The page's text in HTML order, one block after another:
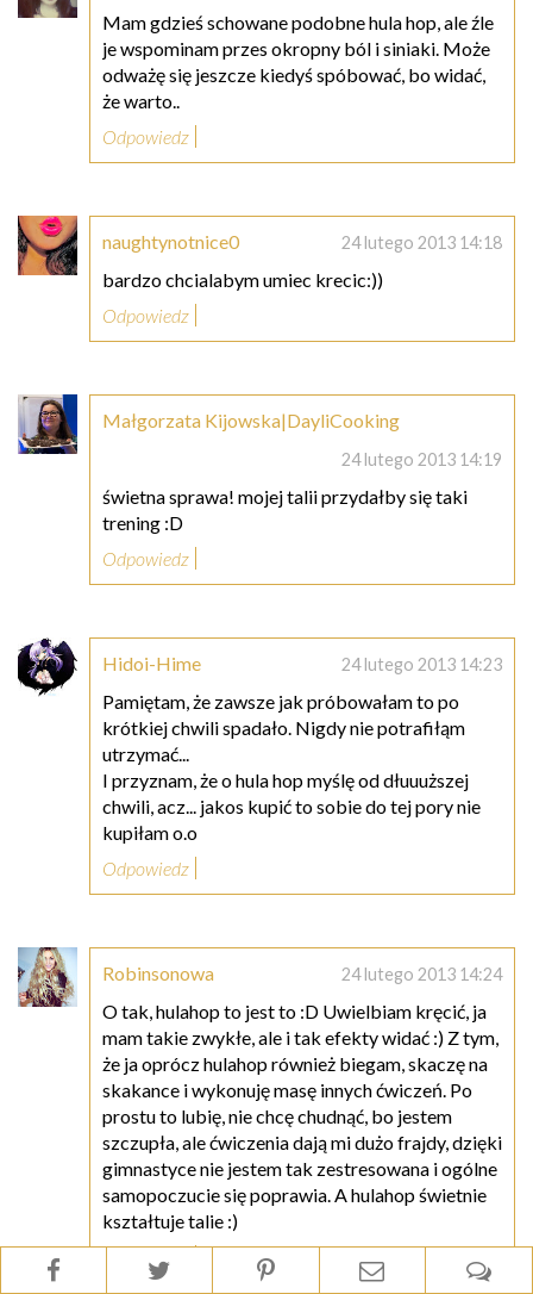
Mam gdzieś schowane podobne hula hop, ale źle
je wspominam przes okropny ból i siniaki. Może
odważę się jeszcze kiedyś spóbować, bo widać,
że warto..
Odpowiedz
naughtynotnice0 24 lutego 2013 14:18
bardzo chcialabym umiec krecic:))
Odpowiedz
Małgorzata Kijowska|DayliCooking
24 lutego 2013 14:19
świetna sprawa! mojej talii przydałby się taki
trening :D
Odpowiedz
Hidoi-Hime 24 lutego 2013 14:23
Pamiętam, że zawsze jak próbowałam to po
krótkiej chwili spadało. Nigdy nie potrafiłąm
utrzymać...
I przyznam, że o hula hop myślę od dłuuuższej
chwili, acz... jakos kupić to sobie do tej pory nie
kupiłam o.o
Odpowiedz
Robinsonowa 24 lutego 2013 14:24
O tak, hulahop to jest to :D Uwielbiam kręcić, ja
mam takie zwykłe, ale i tak efekty widać :) Z tym,
że ja oprócz hulahop również biegam, skaczę na
skakance i wykonuję masę innych ćwiczeń. Po
prostu to lubię, nie chcę chudnąć, bo jestem
szczupła, ale ćwiczenia dają mi dużo frajdy, dzięki
gimnastyce nie jestem tak zestresowana i ogólne
samopoczucie się poprawia. A hulahop świetnie
kształtuje talie :)
Odpowiedz